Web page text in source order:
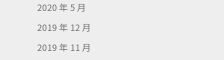
2020 年 5 月
2019 年 12 月
2019 年 11 月